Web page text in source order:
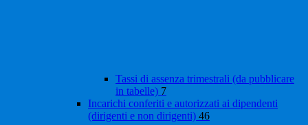
Tassi di assenza trimestrali (da pubblicare
in tabelle) 7
Incarichi conferiti e autorizzati ai dipendenti
(dirigenti e non dirigenti) 46